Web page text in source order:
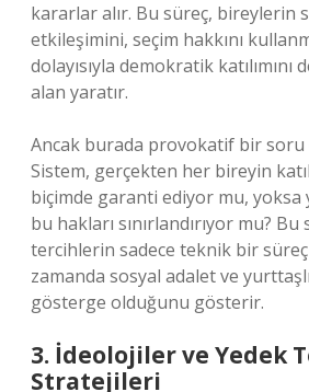
kararlar alır. Bu süreç, bireylerin
etkileşimini, seçim hakkını
dolayısıyla demokratik
alan yaratır.
Ancak burada provokatif bir soru
Sistem, gerçekten her bireyin
biçimde garanti ediyor mu, yoksa
bu hakları sınırlandırıyor mu?
tercihlerin sadece teknik bir süreç
zamanda sosyal adalet ve
gösterge olduğunu gösterir.
3. İdeolojiler ve Yedek
Stratejileri